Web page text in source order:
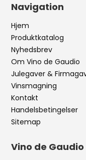
Navigation
Hjem
Produktkatalog
Nyhedsbrev
Om Vino de Gaudio
Julegaver &
Vinsmagning
Kontakt
Handelsbetingelser
Sitemap
Vino de Gaudio